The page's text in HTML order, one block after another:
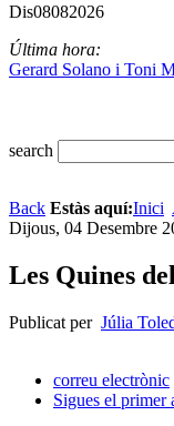
Dis08082026
Última hora:
Gerard Solano i Toni
search
Back Estàs aquí:Inici
Dijous, 04 Desembre
Les Quines
Publicat per Júlia
correu electrònic
Sigues el primer